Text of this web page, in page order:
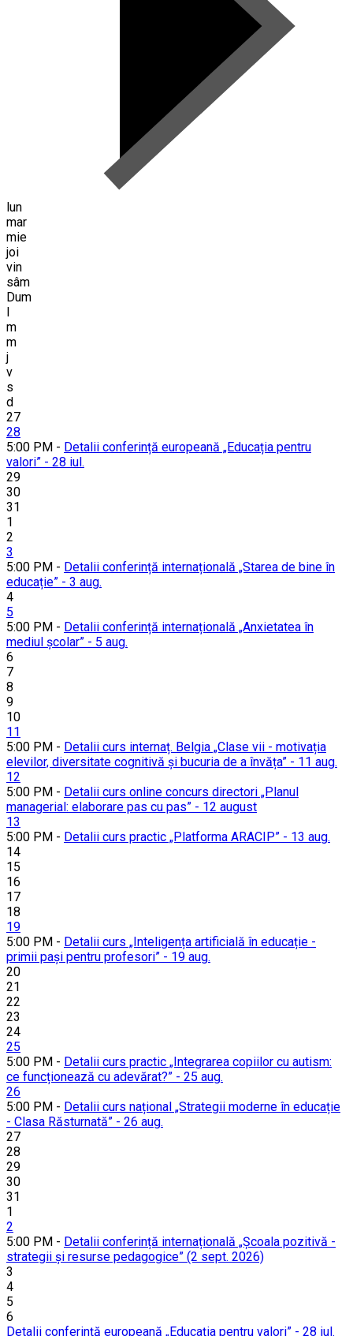
lun
mar
mie
joi
vin
sâm
Dum
l
m
m
j
v
s
d
27
28
5:00 PM - Detalii conferință europeană „Educația pentru
valori” - 28 iul.
29
30
31
1
2
3
5:00 PM - Detalii conferință internațională „Starea de bine în
educație” - 3 aug.
4
5
5:00 PM - Detalii conferință internațională „Anxietatea în
mediul școlar” - 5 aug.
6
7
8
9
10
11
5:00 PM - Detalii curs internaț. Belgia „Clase vii - motivația
elevilor, diversitate cognitivă și bucuria de a învăța” - 11 aug.
12
5:00 PM - Detalii curs online concurs directori „Planul
managerial: elaborare pas cu pas” - 12 august
13
5:00 PM - Detalii curs practic „Platforma ARACIP” - 13 aug.
14
15
16
17
18
19
5:00 PM - Detalii curs „Inteligența artificială în educație -
primii pași pentru profesori” - 19 aug.
20
21
22
23
24
25
5:00 PM - Detalii curs practic „Integrarea copiilor cu autism:
ce funcționează cu adevărat?” - 25 aug.
26
5:00 PM - Detalii curs național „Strategii moderne în educație
- Clasa Răsturnată” - 26 aug.
27
28
29
30
31
1
2
5:00 PM - Detalii conferință internațională „Școala pozitivă -
strategii și resurse pedagogice” (2 sept. 2026)
3
4
5
6
Detalii conferință europeană „Educația pentru valori” - 28 iul.